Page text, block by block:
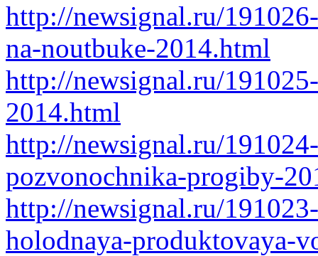
http://newsignal.ru/
na-noutbuke-2014.html
http://newsignal.ru/
2014.html
http://newsignal.ru/
pozvonochnika-progiby-
http://newsignal.ru/
holodnaya-produktovaya-